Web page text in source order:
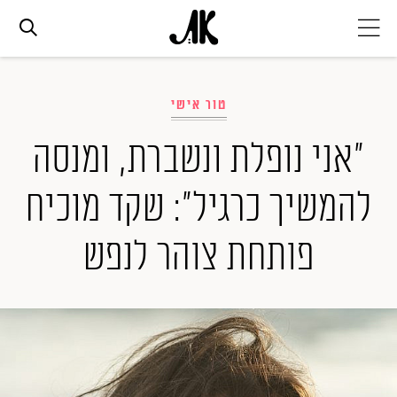
אופנה
ביוטי
סלבס
ערוצים נוספים
המגזין
טור אישי
"אני נופלת ונשברת, ומנסה
להמשיך כרגיל": שקד מוכיח
פותחת צוהר לנפש